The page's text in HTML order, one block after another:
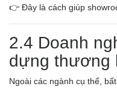
👉 Đây là cách giúp
2.4 Doanh
dựng thương
Ngoài các ngành cụ thể,